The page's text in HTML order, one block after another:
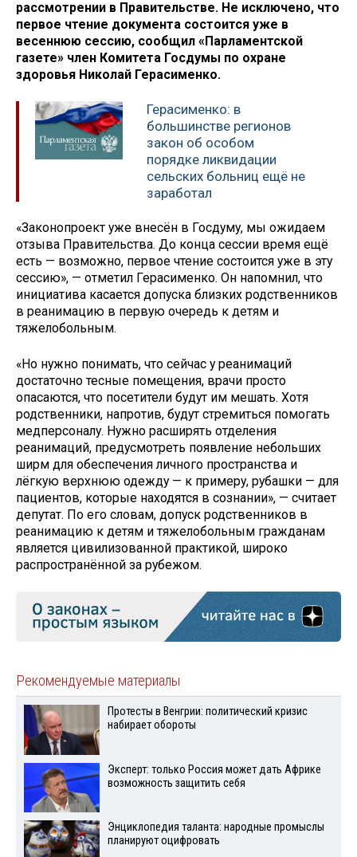
рассмотрении в Правительстве. Не исключено, что
первое чтение документа состоится уже в
весеннюю сессию, сообщил «Парламентской
газете» член Комитета Госдумы по охране
здоровья Николай Герасименко.
Герасименко: в
большинстве регионов
закон об особом
порядке ликвидации
сельских больниц ещё не
заработал
«Законопроект уже внесён в Госдуму, мы ожидаем
отзыва Правительства. До конца сессии время ещё
есть — возможно, первое чтение состоится уже в эту
сессию», — отметил Герасименко. Он напомнил, что
инициатива касается допуска близких родственников
в реанимацию в первую очередь к детям и
тяжелобольным.
«Но нужно понимать, что сейчас у реанимаций
достаточно тесные помещения, врачи просто
опасаются, что посетители будут им мешать. Хотя
родственники, напротив, будут стремиться помогать
медперсоналу. Нужно расширять отделения
реанимаций, предусмотреть появление небольших
ширм для обеспечения личного пространства и
лёгкую верхнюю одежду — к примеру, рубашки — для
пациентов, которые находятся в сознании», — считает
депутат. По его словам, допуск родственников в
реанимацию к детям и тяжелобольным гражданам
является цивилизованной практикой, широко
распространённой за рубежом.
Рекомендуемые материалы
Протесты в Венгрии: политический кризис
набирает обороты
Эксперт: только Россия может дать Африке
возможность защитить себя
Энциклопедия таланта: народные промыслы
планируют оцифровать